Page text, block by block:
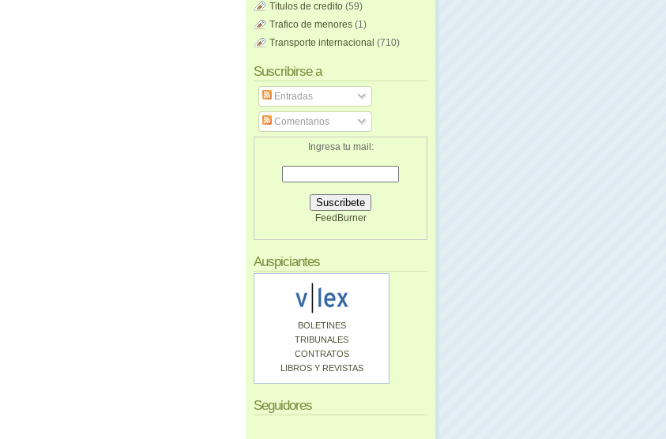
Titulos de credito (59)
Trafico de menores (1)
Transporte internacional (710)
Suscribirse a
Entradas
Comentarios
Ingresa tu mail:
FeedBurner
Auspiciantes
BOLETINES
TRIBUNALES
CONTRATOS
LIBROS Y REVISTAS
Seguidores